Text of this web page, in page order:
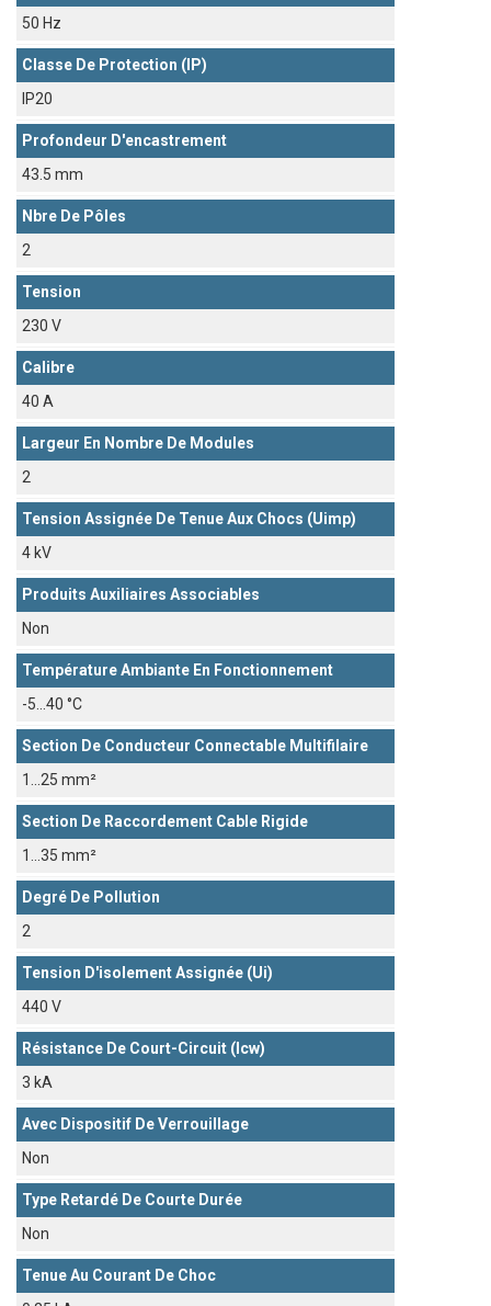
50 Hz
Classe De Protection (IP)
IP20
Profondeur D'encastrement
43.5 mm
Nbre De Pôles
2
Tension
230 V
Calibre
40 A
Largeur En Nombre De Modules
2
Tension Assignée De Tenue Aux Chocs (Uimp)
4 kV
Produits Auxiliaires Associables
Non
Température Ambiante En Fonctionnement
-5...40 °C
Section De Conducteur Connectable Multifilaire
1...25 mm²
Section De Raccordement Cable Rigide
1...35 mm²
Degré De Pollution
2
Tension D'isolement Assignée (Ui)
440 V
Résistance De Court-Circuit (Icw)
3 kA
Avec Dispositif De Verrouillage
Non
Type Retardé De Courte Durée
Non
Tenue Au Courant De Choc